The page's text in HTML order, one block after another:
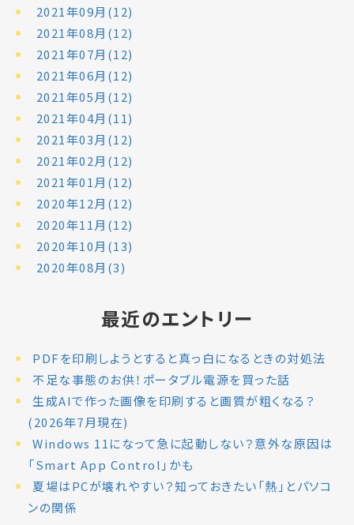
2021年09月(12)
2021年08月(12)
2021年07月(12)
2021年06月(12)
2021年05月(12)
2021年04月(11)
2021年03月(12)
2021年02月(12)
2021年01月(12)
2020年12月(12)
2020年11月(12)
2020年10月(13)
2020年08月(3)
最近のエントリー
PDFを印刷しようとすると真っ白になるときの対処法
不足な事態のお供！ポータブル電源を買った話
生成AIで作った画像を印刷すると画質が粗くなる？
(2026年7月現在)
Windows 11になって急に起動しない？意外な原因は
「Smart App Control」かも
夏場はPCが壊れやすい？知っておきたい「熱」とパソコ
ンの関係